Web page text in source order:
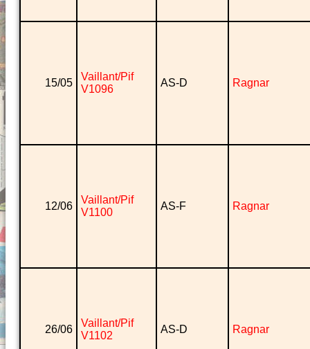
15/05
Vaillant/Pif
V1096
AS-D Ragnar
12/06
Vaillant/Pif
V1100
AS-F Ragnar
26/06
Vaillant/Pif
V1102
AS-D Ragnar